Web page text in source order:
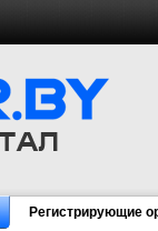
Регистрирующие